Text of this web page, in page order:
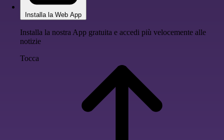
Installa la Web App
Installa la nostra App gratuita e accedi più velocemente alle
notizie
Tocca